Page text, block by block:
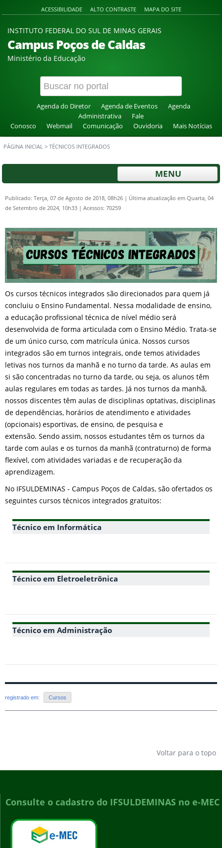
ACESSIBILIDADE ALTO CONTRASTE MAPA DO SITE
INSTITUTO FEDERAL DO SUL DE MINAS GERAIS
Campus Poços de Caldas
Ministério da Educação
Agenda do Diretor Agenda de Eventos
Agenda
Administrativa
Fale
Conosco
Webmail Comunicação Ouvidoria Mais Notícias
PÁGINA INICIAL > TÉCNICOS INTEGRADOS
MENU
Publicado: Terça, 07 de Agosto de 2018, 08h26 | Última atualização em Quarta, 04
de Setembro de 2024, 10h33 | Acessos: 70259
Os cursos técnicos integrados são direcionados para quem já
concluiu o Ensino Fundamental. Nessa modalidade de ensino,
a educação profissional técnica de nível médio será
desenvolvida de forma articulada com o Ensino Médio. Trata-se
de um único curso, com matrícula única. Nossos cursos
integrados são em turnos integrais, onde temos atividades
letivas nos turnos da manhã e no turno da tarde. As aulas em
si são concentradas no turno da tarde, ou seja, os alunos têm
aulas regulares em todas as tardes. Já nos turnos da manhã,
nossos discentes têm aulas de disciplinas optativas, disciplinas
de dependências, horários de atendimento e atividades
(opcionais) esportivas, de ensino, de pesquisa e
extensão. Sendo assim, nossos estudantes têm os turnos da
tarde com aulas e os turnos da manhã (contraturno) de forma
flexível, com atividades variadas e de recuperação da
aprendizagem.
No IFSULDEMINAS - Campus Poços de Caldas, são ofertados os
seguintes cursos técnicos integrados gratuitos:
Técnico em Informática
Técnico em Eletroeletrônica
Técnico em Administração
registrado em: Cursos
Voltar para o topo
Consulte o cadastro do IFSULDEMINAS no e-MEC